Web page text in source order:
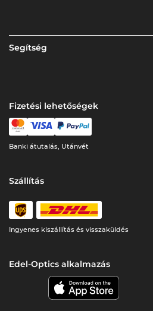
Segítség
Fizetési lehetőségek
Banki átutalás, Utánvét
Szállítás
Ingyenes kiszállítás és visszaküldés
Edel-Optics alkalmazás